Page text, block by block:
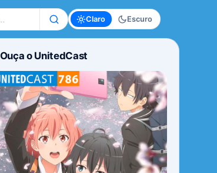
Claro Escuro
Ouça o UnitedCast